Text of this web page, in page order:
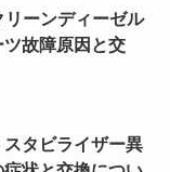
ーンディーゼル
故障原因と交
タビライザー異